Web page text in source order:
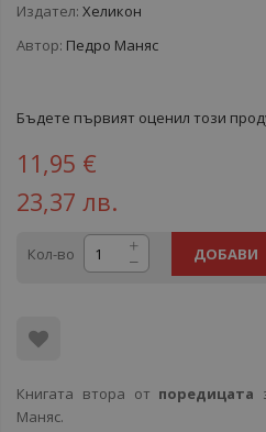
Издател: Хеликон
Автор: Педро Маняс
Бъдете първият оценил този
11,95 €
23,37 лв.
Кол-во ДОБАВИ
Книгата втора от поредицата
Маняс.